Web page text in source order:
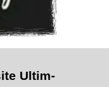
Ultim-